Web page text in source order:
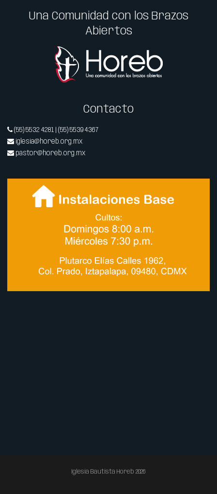
Una Comunidad con los Brazos
Abiertos
Contacto
(55) 5532 4281 | (55) 5539 4367
iglesia@horeb.org.mx
pastor@horeb.org.mx
Iglesia Bautista Horeb 2026